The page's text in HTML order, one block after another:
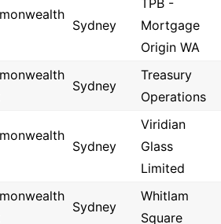
Sydney
TPB -
Mortgage
Origin WA
Sydney
Treasury
Operations
Sydney
Viridian
Glass
Limited
Sydney
Whitlam
Square